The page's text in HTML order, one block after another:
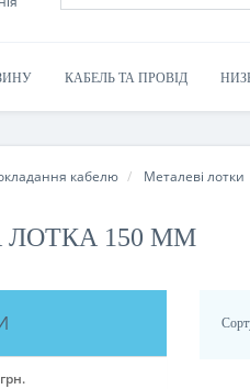
КАБЕЛЬ ТА ПРОВІД
кабелю Металеві лотки
150 ММ
грн.